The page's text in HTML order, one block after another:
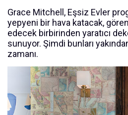
Grace Mitchell, Eşsiz Evler
yepyeni bir hava katacak,
edecek birbirinden yaratıcı
sunuyor. Şimdi bunları
zamanı.